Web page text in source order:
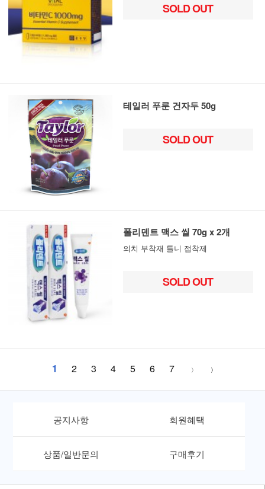
SOLD OUT
테일러 푸룬 건자두 50g
SOLD OUT
폴리덴트 맥스 씰 70g x 2개
의치 부착재 틀니 접착제
SOLD OUT
1 2 3 4 5 6 7
공지사항 회원혜택
상품/일반문의 구매후기